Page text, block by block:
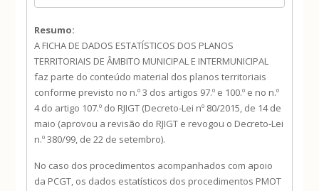
Resumo:
A FICHA DE DADOS ESTATÍSTICOS DOS PLANOS
TERRITORIAIS DE ÂMBITO MUNICIPAL E INTERMUNICIPAL
faz parte do conteúdo material dos planos territoriais
conforme previsto no n.º 3 dos artigos 97.º e 100.º e no n.º
4 do artigo 107.º do RJIGT (Decreto-Lei nº 80/2015, de 14 de
maio (aprovou a revisão do RJIGT e revogou o Decreto-Lei
n.º 380/99, de 22 de setembro).
No caso dos procedimentos acompanhados com apoio
da PCGT, os dados estatísticos dos procedimentos PMOT